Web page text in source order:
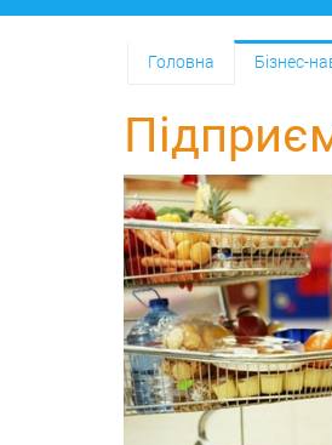
Головна Бізнес-